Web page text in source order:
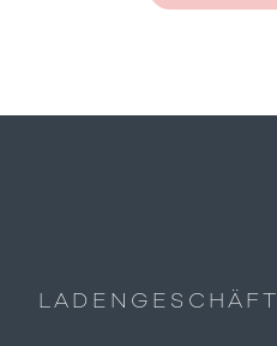
LADENGESCHÄFT